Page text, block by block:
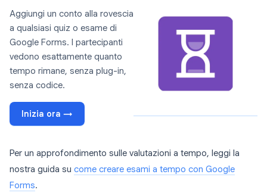
Aggiungi un conto alla rovescia
a qualsiasi quiz o esame di
Google Forms. I partecipanti
vedono esattamente quanto
tempo rimane, senza plug-in,
senza codice.
Inizia ora →
Per un approfondimento sulle valutazioni a tempo, leggi la
nostra guida su come creare esami a tempo con Google
Forms.